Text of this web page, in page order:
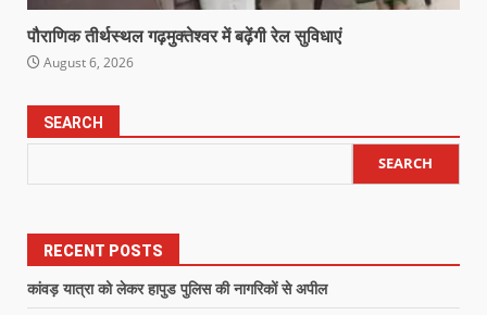
पौराणिक तीर्थस्थल गढ़मुक्तेश्वर में बढ़ेंगी रेल सुविधाएं
August 6, 2026
SEARCH
SEARCH
RECENT POSTS
कांवड़ यात्रा को लेकर हापुड पुलिस की नागरिकों से अपील